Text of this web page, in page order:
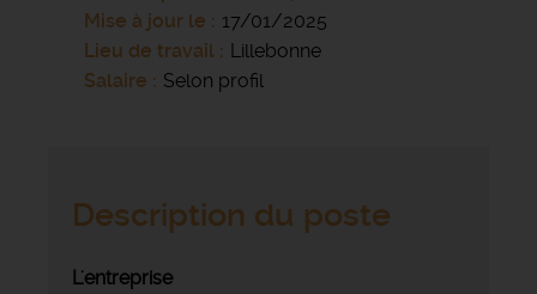
Mise à jour le
17/01/2025
Lieu de travail
Lillebonne
Salaire
Selon profil
Description du poste
L'entreprise